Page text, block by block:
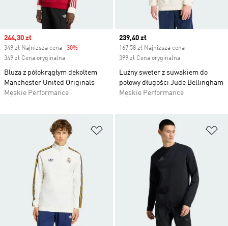
Sale price
244,30 zł
349 zł Najniższa cena -30%
349 zł Cena oryginalna
Bluza z półokrągłym dekoltem
Manchester United Originals
Męskie Performance
Current price
239,40 zł
167,58 zł Najniższa cena
399 zł Cena oryginalna
Luźny sweter z suwakiem do
połowy długości Jude Bellingham
Męskie Performance
Dodaj do listy życzeń